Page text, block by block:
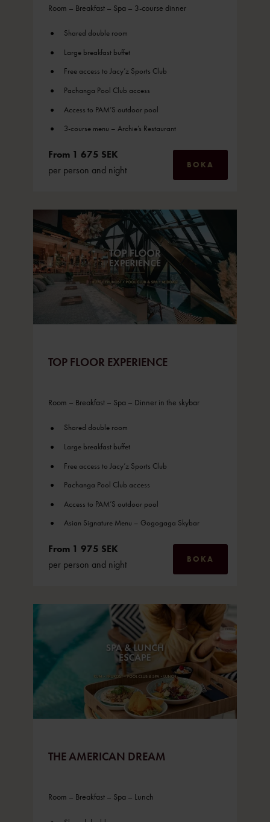
Room – Breakfast – Spa – 3-course dinner
Shared double room
Large breakfast buffet
Free access to Jacy’z Sports Club
Pachanga Pool Club access
Access to PAM’S outdoor pool
3-course menu – Archie’s Restaurant
From 1 675 SEK
per person and night
BOKA
TOP FLOOR EXPERIENCE
Room – Breakfast – Spa – Dinner in the skybar
Shared double room
Large breakfast buffet
Free access to Jacy’z Sports Club
Pachanga Pool Club access
Access to PAM’S outdoor pool
Asian Signature Menu – Gogogaga Skybar
From 1 975 SEK
per person and night
BOKA
THE AMERICAN DREAM
Room – Breakfast – Spa – Lunch